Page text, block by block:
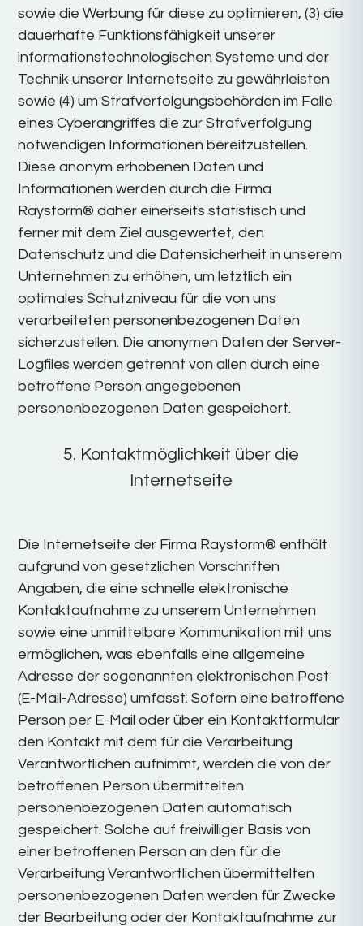
sowie die Werbung für diese zu optimieren, (3) die
dauerhafte Funktionsfähigkeit unserer
informationstechnologischen Systeme und der
Technik unserer Internetseite zu gewährleisten
sowie (4) um Strafverfolgungsbehörden im Falle
eines Cyberangriffes die zur Strafverfolgung
notwendigen Informationen bereitzustellen.
Diese anonym erhobenen Daten und
Informationen werden durch die Firma
Raystorm® daher einerseits statistisch und
ferner mit dem Ziel ausgewertet, den
Datenschutz und die Datensicherheit in unserem
Unternehmen zu erhöhen, um letztlich ein
optimales Schutzniveau für die von uns
verarbeiteten personenbezogenen Daten
sicherzustellen. Die anonymen Daten der Server-
Logfiles werden getrennt von allen durch eine
betroffene Person angegebenen
personenbezogenen Daten gespeichert.
5. Kontaktmöglichkeit über die
Internetseite
Die Internetseite der Firma Raystorm® enthält
aufgrund von gesetzlichen Vorschriften
Angaben, die eine schnelle elektronische
Kontaktaufnahme zu unserem Unternehmen
sowie eine unmittelbare Kommunikation mit uns
ermöglichen, was ebenfalls eine allgemeine
Adresse der sogenannten elektronischen Post
(E-Mail-Adresse) umfasst. Sofern eine betroffene
Person per E-Mail oder über ein Kontaktformular
den Kontakt mit dem für die Verarbeitung
Verantwortlichen aufnimmt, werden die von der
betroffenen Person übermittelten
personenbezogenen Daten automatisch
gespeichert. Solche auf freiwilliger Basis von
einer betroffenen Person an den für die
Verarbeitung Verantwortlichen übermittelten
personenbezogenen Daten werden für Zwecke
der Bearbeitung oder der Kontaktaufnahme zur